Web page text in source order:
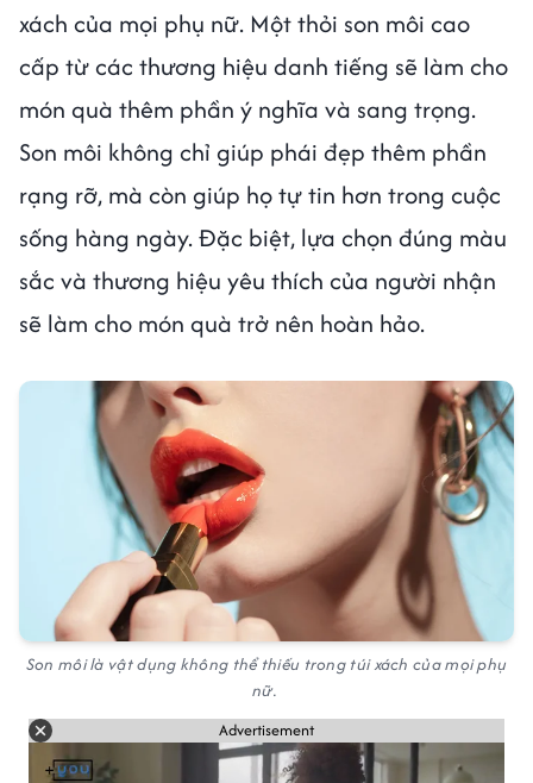
xách của mọi phụ nữ. Một thỏi son môi cao
cấp từ các thương hiệu danh tiếng sẽ làm cho
món quà thêm phần ý nghĩa và sang trọng.
Son môi không chỉ giúp phái đẹp thêm phần
rạng rỡ, mà còn giúp họ tự tin hơn trong cuộc
sống hàng ngày. Đặc biệt, lựa chọn đúng màu
sắc và thương hiệu yêu thích của người nhận
sẽ làm cho món quà trở nên hoàn hảo.
Son môi là vật dụng không thể thiếu trong túi xách của mọi phụ
nữ.
Advertisement